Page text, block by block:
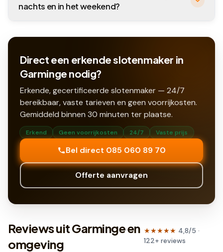
nachts en in het weekend?
Direct een erkende slotenmaker in
Garminge nodig?
Erkende, gecertificeerde slotenmaker — 24/7
bereikbaar, vaste tarieven en geen voorrijkosten.
Gemiddeld binnen 30 minuten ter plaatse.
Erkend Geen voorrijkosten 24/7 Vaste prijs
Bel direct 085 060 89 70
Offerte aanvragen
Reviews uit Garminge en
omgeving
★★★★★ 4,8/5 ·
122+ reviews